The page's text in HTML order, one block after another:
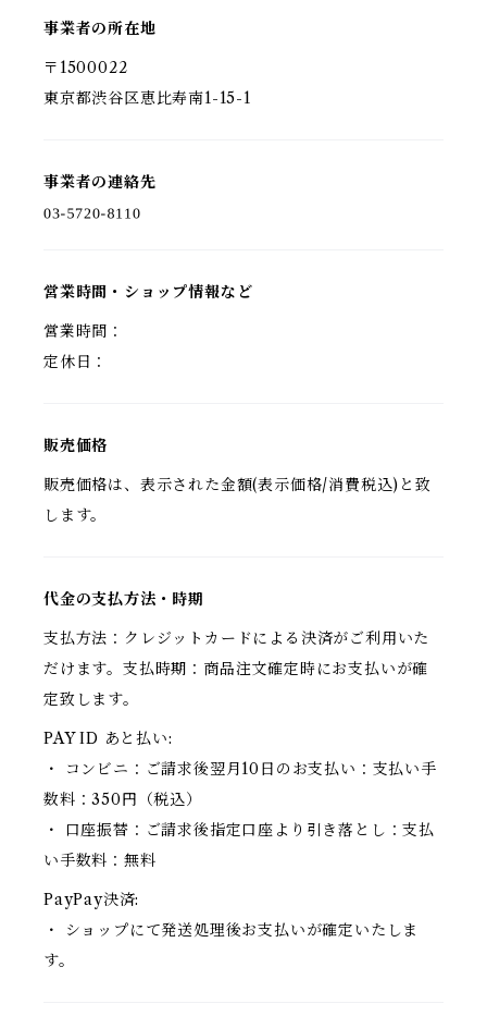
事業者の所在地
〒1500022
東京都渋谷区恵比寿南1-15-1
事業者の連絡先
営業時間・ショップ情報など
営業時間：
定休日：
販売価格
販売価格は、表示された金額(表示価格/消費税込)と致
します。
代金の支払方法・時期
支払方法：クレジットカードによる決済がご利用いた
だけます。支払時期：商品注文確定時にお支払いが確
定致します。
PAY ID あと払い:
・ コンビニ：ご請求後翌月10日のお支払い：支払い手
数料：350円（税込）
・ 口座振替：ご請求後指定口座より引き落とし：支払
い手数料：無料
PayPay決済:
・ ショップにて発送処理後お支払いが確定いたしま
す。